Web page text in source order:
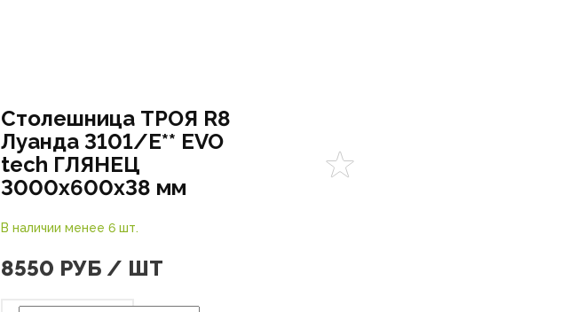
Столешница ТРОЯ R8
Луанда 3101/E** EVO
tech ГЛЯНЕЦ
3000х600х38 мм
В наличии менее 6 шт.
8550 РУБ / ШТ